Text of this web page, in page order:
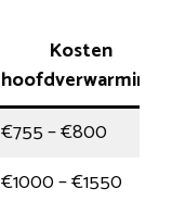
Kosten
hoofdverwarming
€755 – €800
€1000 – €1550